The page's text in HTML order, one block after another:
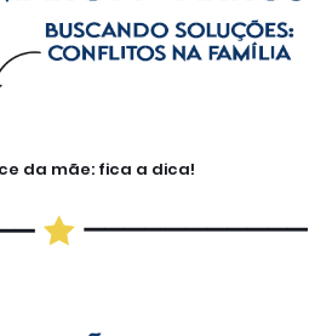
da mãe: fica a dica!